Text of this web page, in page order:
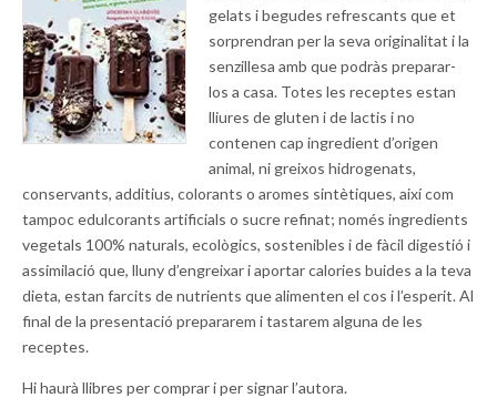
gelats i begudes refrescants que et
sorprendran per la seva originalitat i la
senzillesa amb que podràs preparar-
los a casa. Totes les receptes estan
lliures de gluten i de lactis i no
contenen cap ingredient d’origen
animal, ni greixos hidrogenats,
conservants, additius, colorants o aromes sintètiques, així com
tampoc edulcorants artificials o sucre refinat; només ingredients
vegetals 100% naturals, ecològics, sostenibles i de fàcil digestió i
assimilació que, lluny d’engreixar i aportar calories buides a la teva
dieta, estan farcits de nutrients que alimenten el cos i l’esperit. Al
final de la presentació prepararem i tastarem alguna de les
receptes.
Hi haurà llibres per comprar i per signar l’autora.